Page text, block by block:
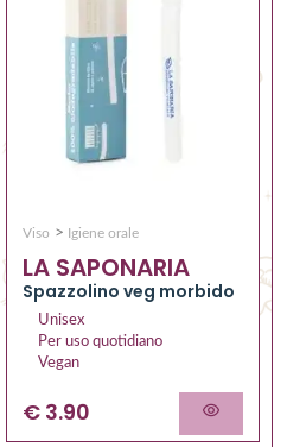
Viso > Igiene orale
LA SAPONARIA
Spazzolino veg morbido
Unisex
Per uso quotidiano
Vegan
€ 3.90